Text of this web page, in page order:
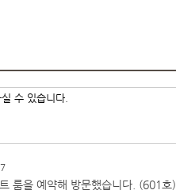
룸을 예약해 방문했습니다. (601호)